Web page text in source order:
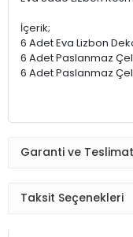
İçerik;
6 Adet Eva Lizbon
6 Adet Paslanmaz
6 Adet Paslanmaz
Garanti ve Teslimat
Taksit Seçenekleri